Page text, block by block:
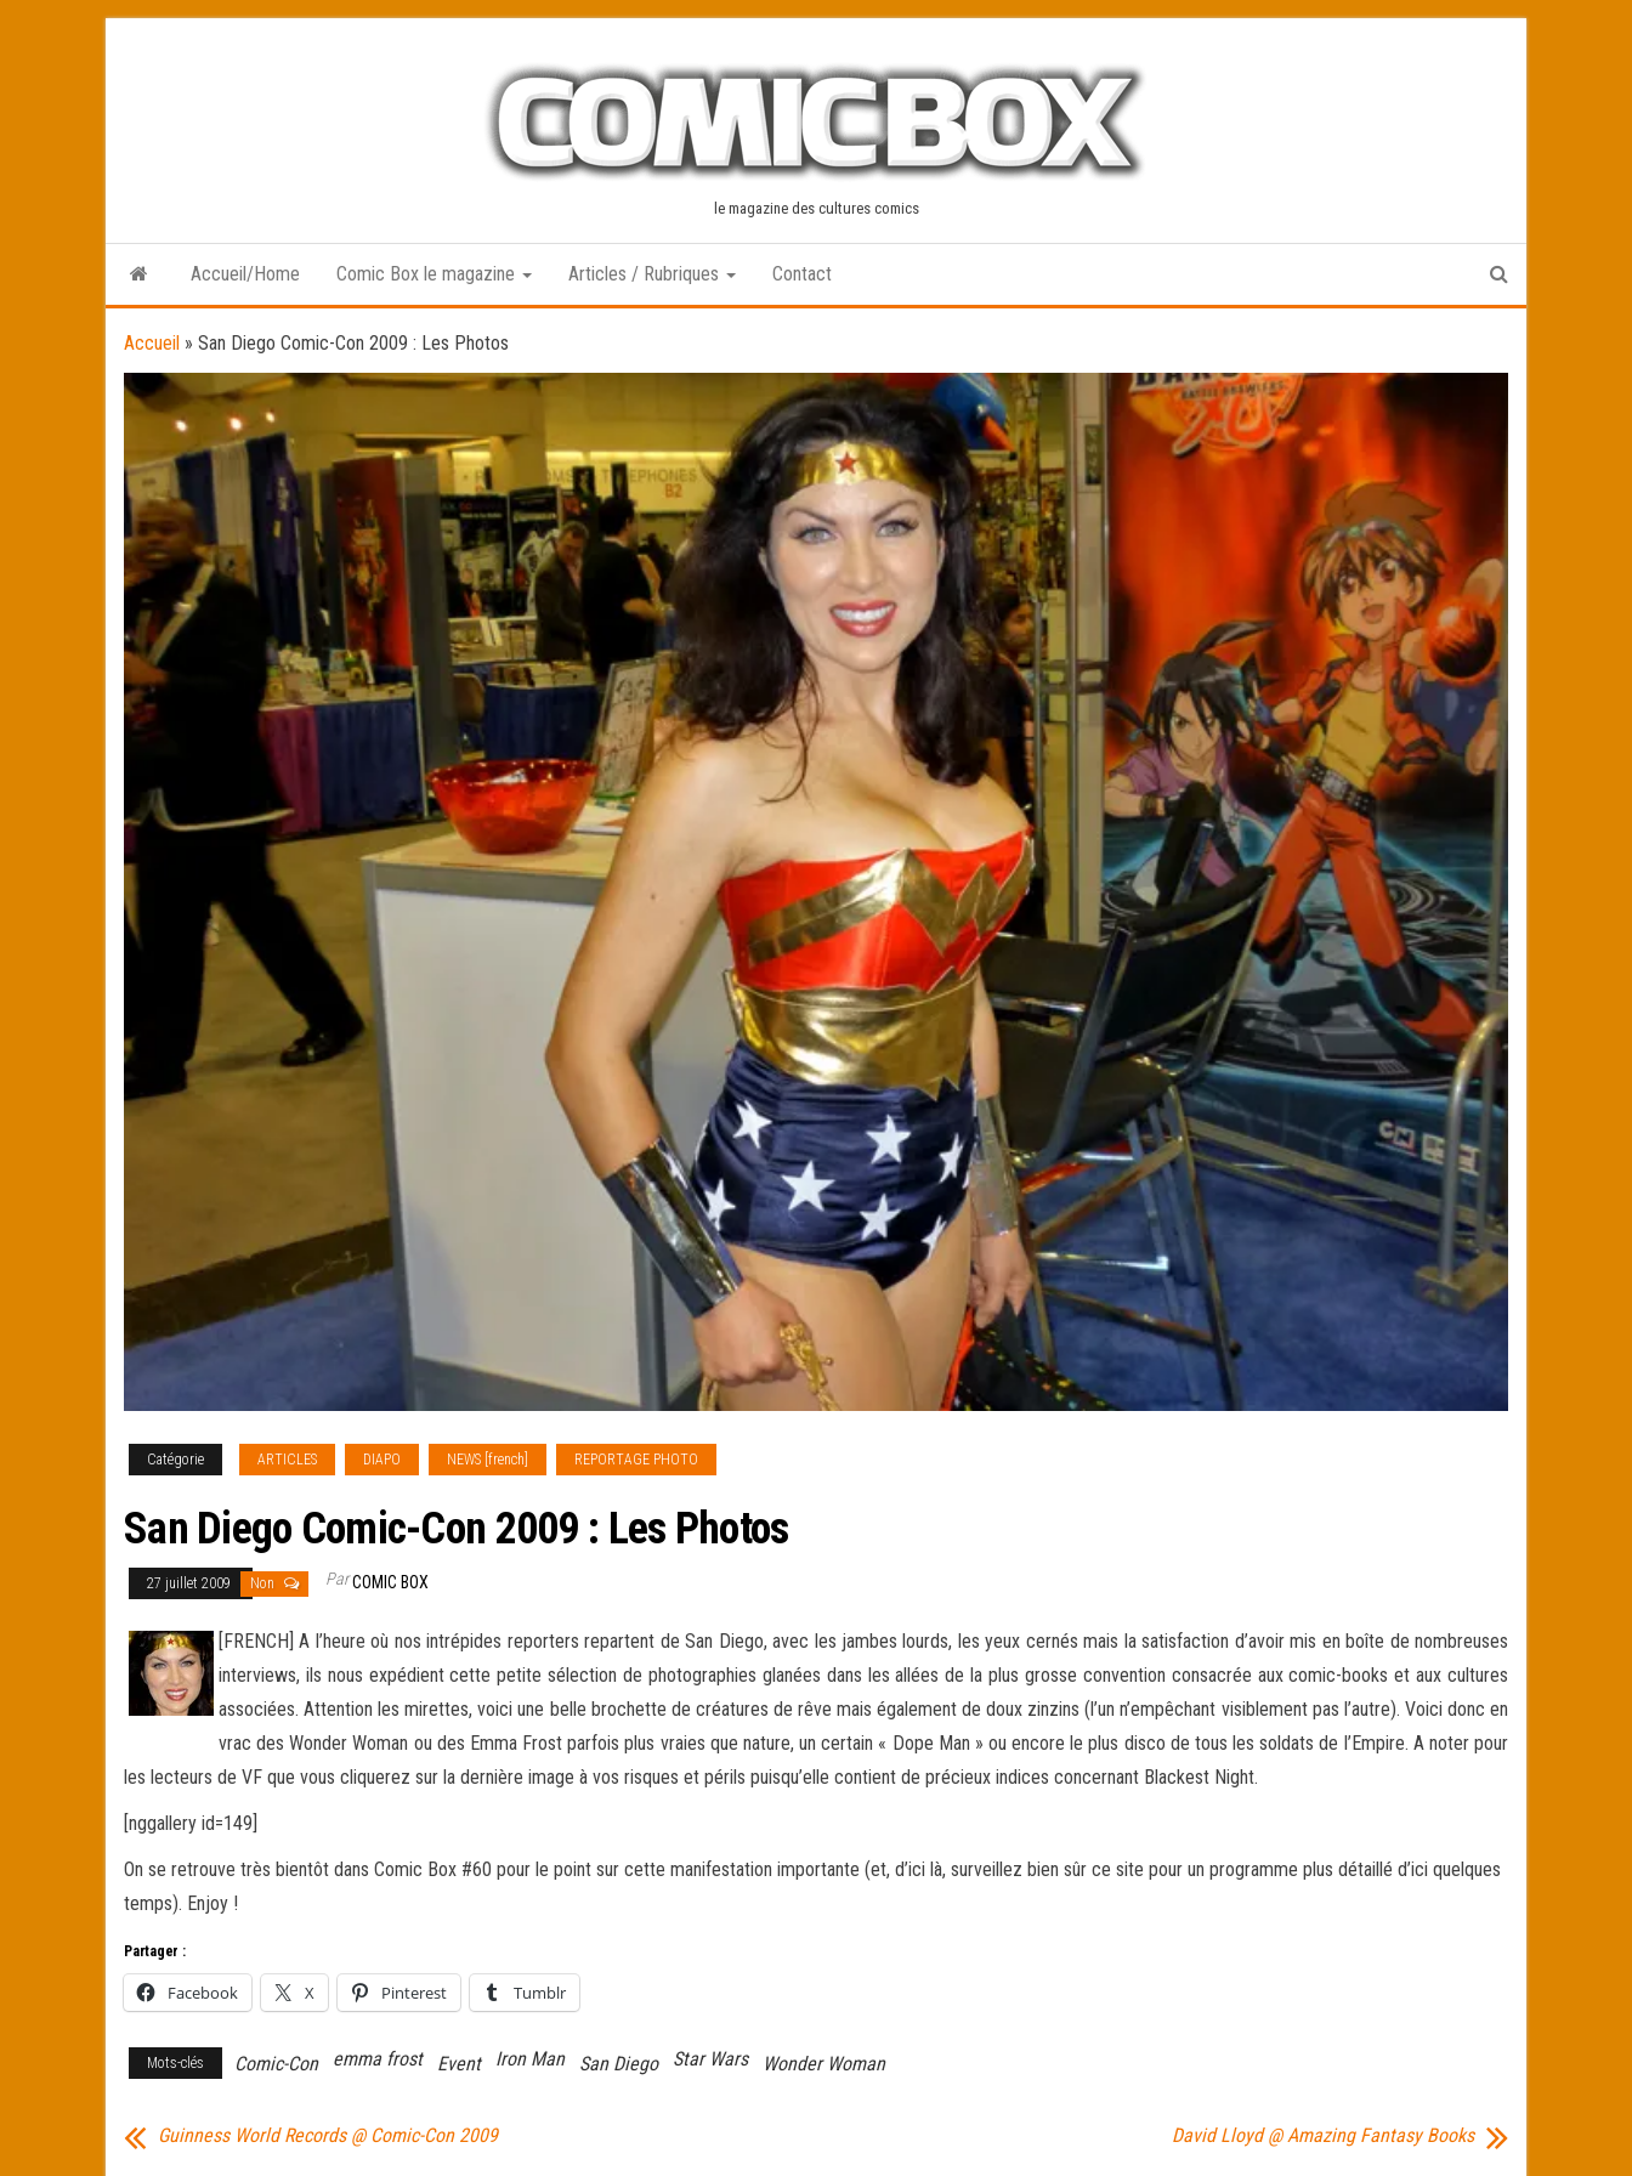
le magazine des cultures comics
Accueil/Home Comic Box le magazine Articles / Rubriques Contact
Accueil » San Diego Comic-Con 2009 : Les Photos
Catégorie ARTICLES DIAPO NEWS [french] REPORTAGE PHOTO
San Diego Comic-Con 2009 : Les Photos
27 juillet 2009 Non ParCOMIC BOX
[FRENCH] A l’heure où nos intrépides reporters repartent de San Diego, avec les jambes lourds, les yeux cernés mais la satisfaction d’avoir mis en boîte de nombreuses
interviews, ils nous expédient cette petite sélection de photographies glanées dans les allées de la plus grosse convention consacrée aux comic-books et aux cultures
associées. Attention les mirettes, voici une belle brochette de créatures de rêve mais également de doux zinzins (l’un n’empêchant visiblement pas l’autre). Voici donc en
vrac des Wonder Woman ou des Emma Frost parfois plus vraies que nature, un certain « Dope Man » ou encore le plus disco de tous les soldats de l’Empire. A noter pour
les lecteurs de VF que vous cliquerez sur la dernière image à vos risques et périls puisqu’elle contient de précieux indices concernant Blackest Night.
[nggallery id=149]
On se retrouve très bientôt dans Comic Box #60 pour le point sur cette manifestation importante (et, d’ici là, surveillez bien sûr ce site pour un programme plus détaillé d’ici quelques
temps). Enjoy !
Partager :
Facebook X Pinterest Tumblr
Mots-clés Comic-Con emma frost Event Iron Man San Diego Star Wars Wonder Woman
Guinness World Records @ Comic-Con 2009 David Lloyd @ Amazing Fantasy Books